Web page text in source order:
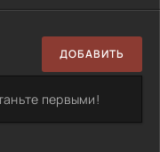
ДОБАВИТЬ
первыми!